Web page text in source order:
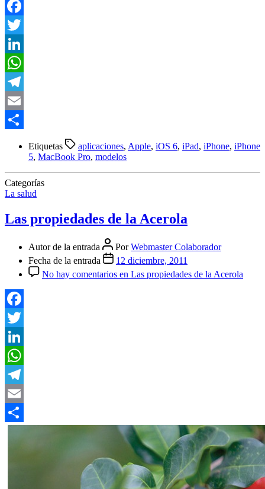
Facebook
Twitter
LinkedIn
WhatsApp
Telegram
Email
Etiquetas aplicaciones, Apple, iOS 6, iPad, iPhone, iPhone
5, MacBook Pro, modelos
Categorías
La salud
Las propiedades de la Acerola
Autor de la entrada PorWebmaster Colaborador
Fecha de la entrada
12 diciembre, 2011
No hay comentarios en Las propiedades de la Acerola
Facebook
Twitter
LinkedIn
WhatsApp
Telegram
Email